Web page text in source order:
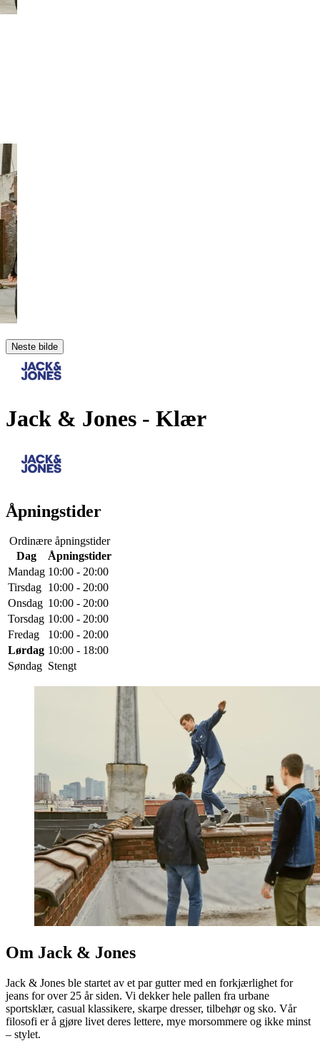
Neste bilde
Jack & Jones - Klær
Åpningstider
Ordinære åpningstider
Dag
Åpningstider
Mandag 10:00 - 20:00
Tirsdag 10:00 - 20:00
Onsdag 10:00 - 20:00
Torsdag 10:00 - 20:00
Fredag
10:00 - 20:00
Lørdag 10:00 - 18:00
Søndag Stengt
Om Jack & Jones
Jack & Jones ble startet av et par gutter med en forkjærlighet for
jeans for over 25 år siden. Vi dekker hele pallen fra urbane
sportsklær, casual klassikere, skarpe dresser, tilbehør og sko. Vår
filosofi er å gjøre livet deres lettere, mye morsommere og ikke minst
– stylet.